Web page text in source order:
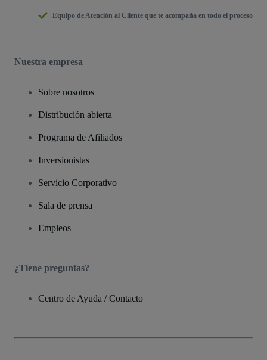
Equipo de Atención al Cliente que te acompaña en todo el proceso
Nuestra empresa
Sobre nosotros
Distribución abierta
Programa de Afiliados
Inversionistas
Servicio Corporativo
Sala de prensa
Empleos
¿Tiene preguntas?
Centro de Ayuda / Contacto